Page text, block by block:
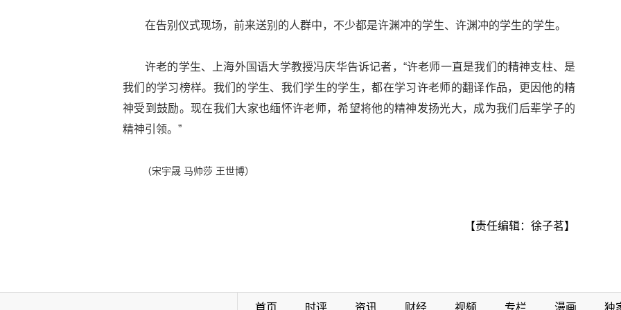
在告别仪式现场，前来送别的人群中，不少都是许渊冲的学生、许渊冲的学生的学生。
许老的学生、上海外国语大学教授冯庆华告诉记者，“许老师一直是我们的精神支柱、是
我们的学习榜样。我们的学生、我们学生的学生，都在学习许老师的翻译作品，更因他的精
神受到鼓励。现在我们大家也缅怀许老师，希望将他的精神发扬光大，成为我们后辈学子的
精神引领。”
（宋宇晟 马帅莎 王世博）
【责任编辑：徐子茗】
首页 时评 资讯 财经 视频 专栏 漫画 独